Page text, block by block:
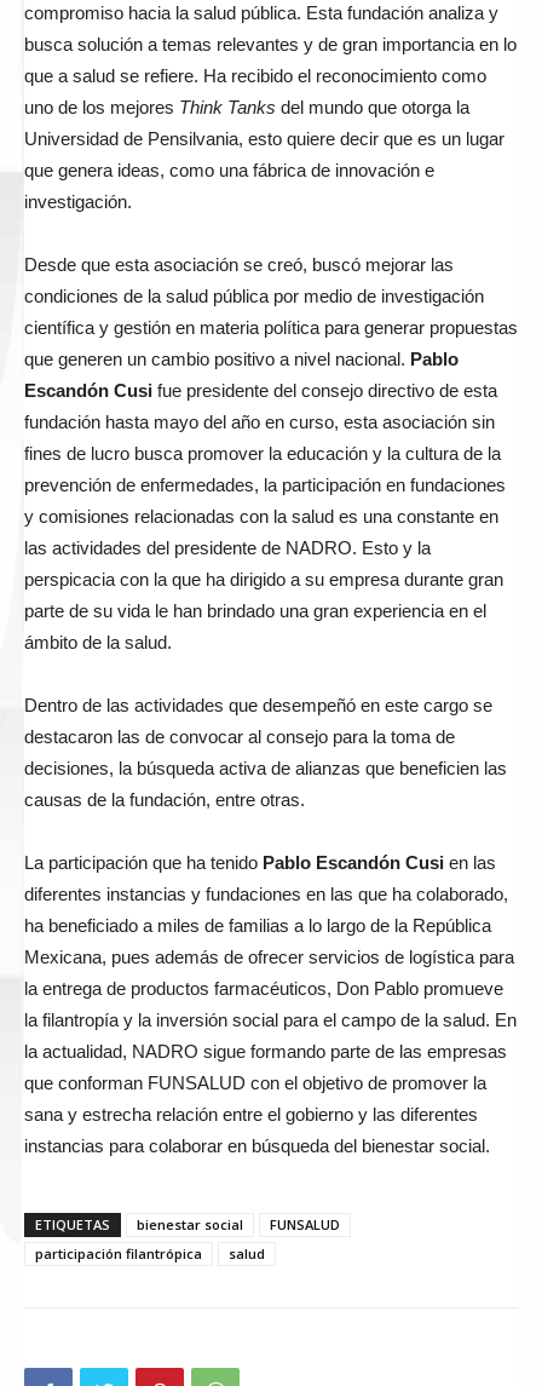
compromiso hacia la salud pública. Esta fundación analiza y
busca solución a temas relevantes y de gran importancia en lo
que a salud se refiere. Ha recibido el reconocimiento como
uno de los mejores Think Tanks del mundo que otorga la
Universidad de Pensilvania, esto quiere decir que es un lugar
que genera ideas, como una fábrica de innovación e
investigación.
Desde que esta asociación se creó, buscó mejorar las
condiciones de la salud pública por medio de investigación
científica y gestión en materia política para generar propuestas
que generen un cambio positivo a nivel nacional. Pablo
Escandón Cusi fue presidente del consejo directivo de esta
fundación hasta mayo del año en curso, esta asociación sin
fines de lucro busca promover la educación y la cultura de la
prevención de enfermedades, la participación en fundaciones
y comisiones relacionadas con la salud es una constante en
las actividades del presidente de NADRO. Esto y la
perspicacia con la que ha dirigido a su empresa durante gran
parte de su vida le han brindado una gran experiencia en el
ámbito de la salud.
Dentro de las actividades que desempeñó en este cargo se
destacaron las de convocar al consejo para la toma de
decisiones, la búsqueda activa de alianzas que beneficien las
causas de la fundación, entre otras.
La participación que ha tenido Pablo Escandón Cusi en las
diferentes instancias y fundaciones en las que ha colaborado,
ha beneficiado a miles de familias a lo largo de la República
Mexicana, pues además de ofrecer servicios de logística para
la entrega de productos farmacéuticos, Don Pablo promueve
la filantropía y la inversión social para el campo de la salud. En
la actualidad, NADRO sigue formando parte de las empresas
que conforman FUNSALUD con el objetivo de promover la
sana y estrecha relación entre el gobierno y las diferentes
instancias para colaborar en búsqueda del bienestar social.
ETIQUETAS bienestar social
FUNSALUD
participación filantrópica
salud